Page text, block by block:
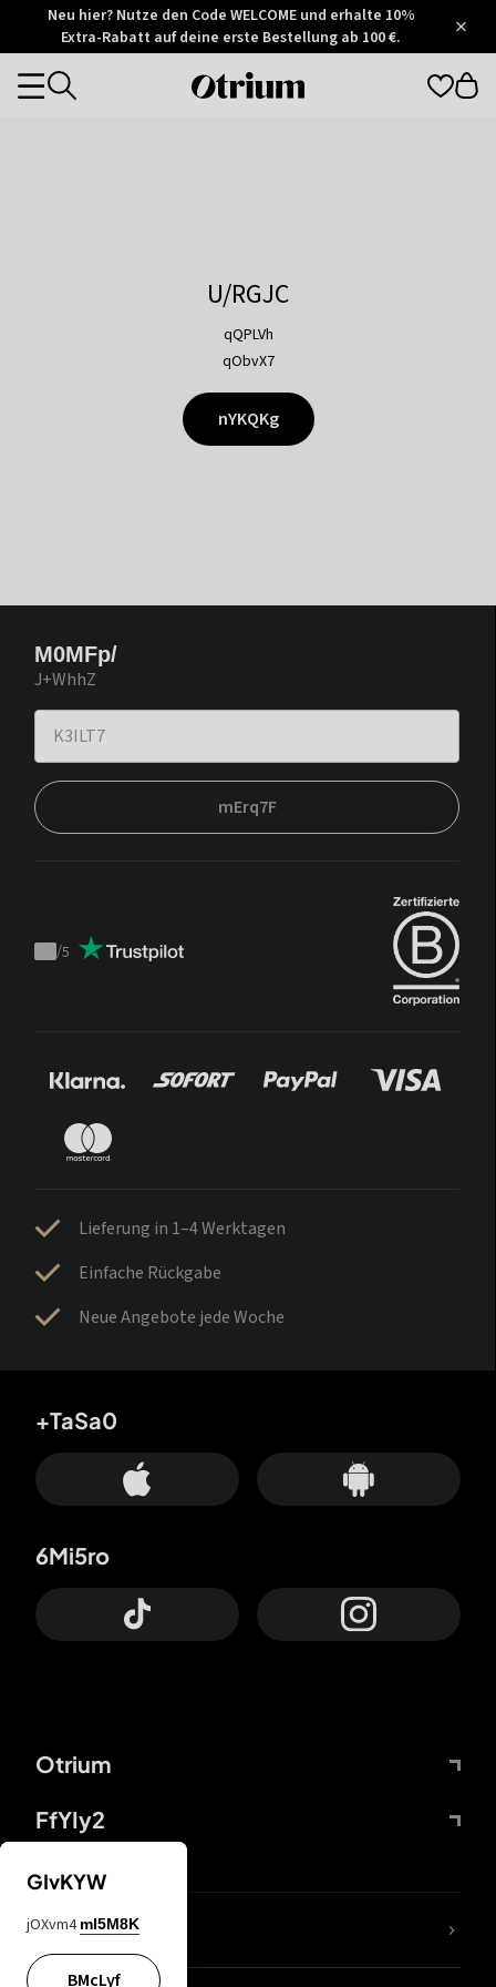
Otrium
Trustpilot
Neu hier? Nutze den Code WELCOME und erhalte 10%
Extra-Rabatt auf deine erste Bestellung ab 100 €.
Otrium
Categories
U/RGJC
qQPLVh
qObvX7
nYKQKg
M0MFp/
J+WhhZ
mErq7F
Trustpilot
/5
Lieferung in 1–4 Werktagen
Einfache Rückgabe
Neue Angebote jede Woche
Otrium
FfYIy2
+TaSa0
6Mi5ro
DDcvSo
GIvKYW
jOXvm4 mI5M8K
BMcLyf